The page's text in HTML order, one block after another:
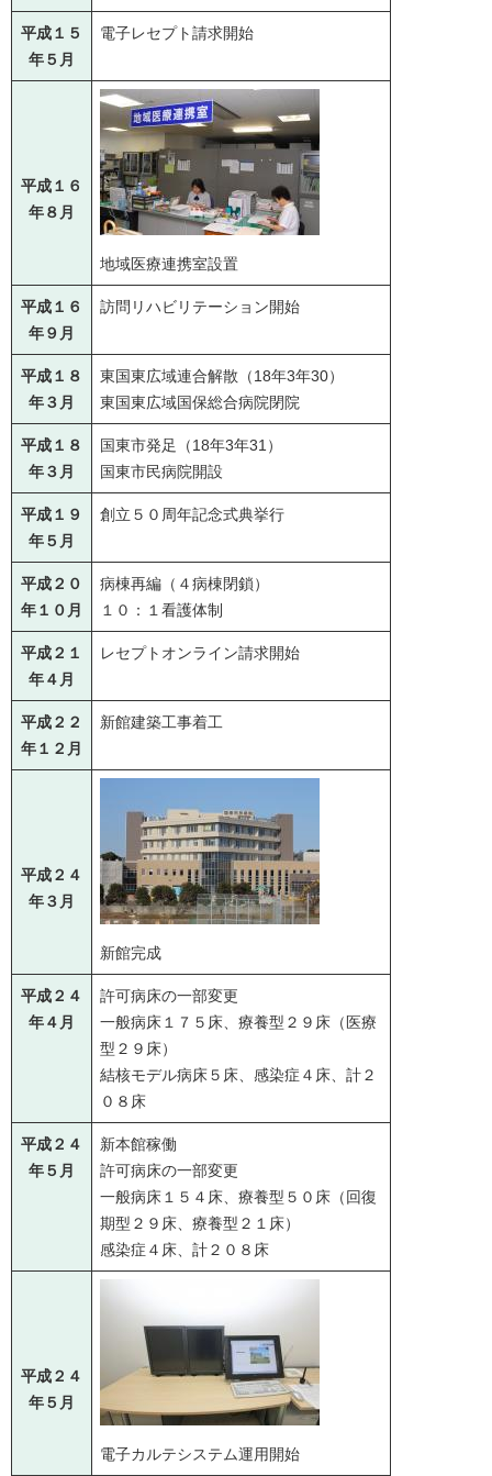
平成１５
年５月
電子レセプト請求開始
平成１６
年８月
地域医療連携室設置
平成１６
年９月
訪問リハビリテーション開始
平成１８
年３月
東国東広域連合解散（18年3年30）
東国東広域国保総合病院閉院
平成１８
年３月
国東市発足（18年3年31）
国東市民病院開設
平成１９
年５月
創立５０周年記念式典挙行
平成２０
年１０月
病棟再編（４病棟閉鎖）
１０：１看護体制
平成２１
年４月
レセプトオンライン請求開始
平成２２
年１２月
新館建築工事着工
平成２４
年３月
新館完成
平成２４
年４月
許可病床の一部変更
一般病床１７５床、療養型２９床（医療
型２９床）
結核モデル病床５床、感染症４床、計２
０８床
平成２４
年５月
新本館稼働
許可病床の一部変更
一般病床１５４床、療養型５０床（回復
期型２９床、療養型２１床）
感染症４床、計２０８床
平成２４
年５月
電子カルテシステム運用開始